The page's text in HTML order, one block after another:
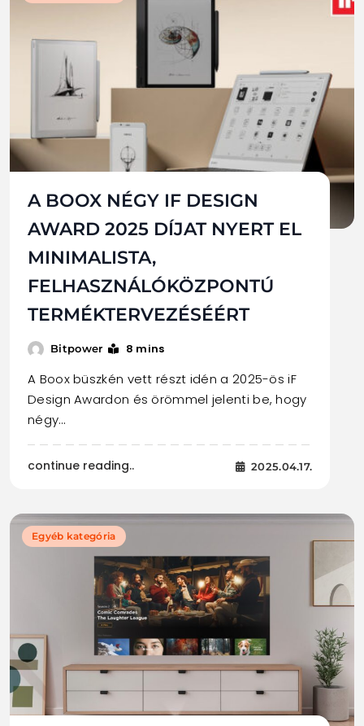
A BOOX NÉGY IF DESIGN
AWARD 2025 DÍJAT NYERT EL
MINIMALISTA,
FELHASZNÁLÓKÖZPONTÚ
TERMÉKTERVEZÉSÉÉRT
Bitpower 8 mins
A Boox büszkén vett részt idén a 2025-ös iF
Design Awardon és örömmel jelenti be, hogy
négy…
continue reading.. 2025.04.17.
Egyéb kategória